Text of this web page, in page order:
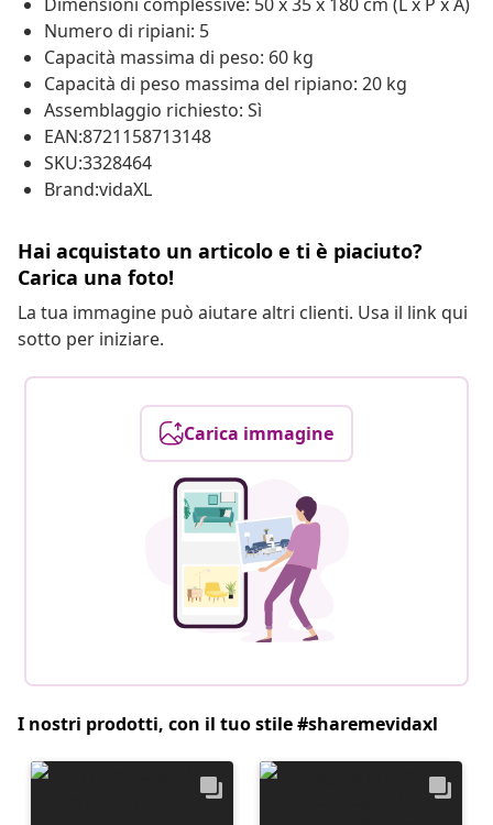
Numero di ripiani: 5
Capacità massima di peso: 60 kg
Capacità di peso massima del ripiano: 20 kg
Assemblaggio richiesto: Sì
EAN:8721158713148
SKU:3328464
Brand:vidaXL
Hai acquistato un articolo e ti è piaciuto?
Carica una foto!
La tua immagine può aiutare altri clienti. Usa il link qui
sotto per iniziare.
Carica immagine
I nostri prodotti, con il tuo stile #sharemevidaxl